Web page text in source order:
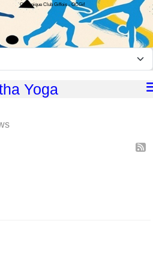
Olympique Club Giffois - OCGif
Yoga